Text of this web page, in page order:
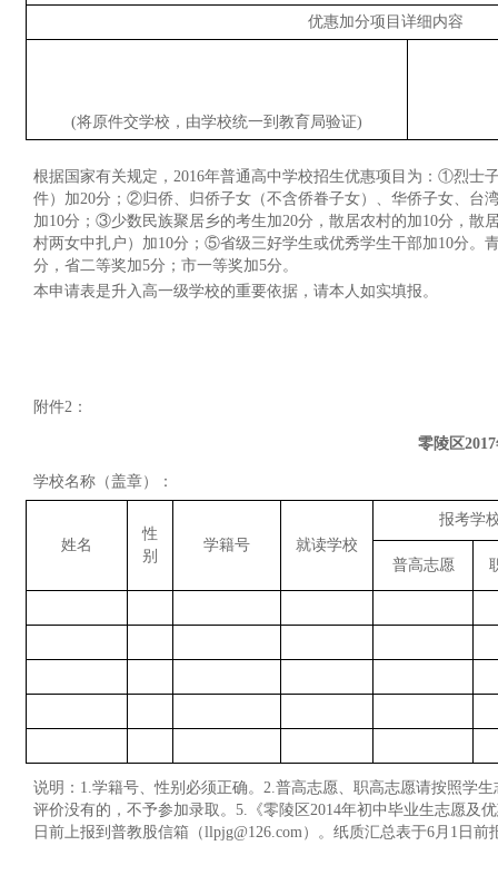
优惠加分项目详细内容
(将原件交学校，由学校统一到教育局验证)
根据国家有关规定， 2016年普通高中学校招生优惠项目为：①烈士
件）加20分；②归侨、归侨子女（不含侨眷子女）、华侨子女、台
加10分；③少数民族聚居乡的考生加20分，散居农村的加10分，散
村两女中扎户）加10分；⑤省级三好学生或优秀学生干部加10分。
分，省二等奖加5分；市一等奖加5分。
本申请表是升入高一级学校的重要依据，请本人如实填报。
附件2 ：
零陵区2017
学校名称（盖章）：
姓名
性
别
学籍号 就读学校
报考学
普高志愿
说明： 1.学籍号、性别必须正确。 2.普高志愿、职高志愿请按照学
评价没有的，不予参加录取。5. 《零陵区2014年初中毕业生志愿及
日前上报到普教股信箱（llpjg@126.com ）。纸质汇总表于6 月 1 日前